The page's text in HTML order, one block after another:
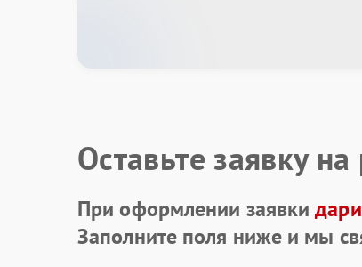
Оставьте заявку
При оформлении заявки
Заполните поля ниже и мы